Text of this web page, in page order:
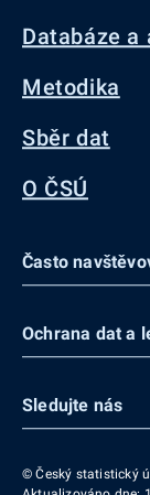
Databáze a
Metodika
Sběr dat
O ČSÚ
Často
Ochrana dat a
Sledujte nás
© Český statistický